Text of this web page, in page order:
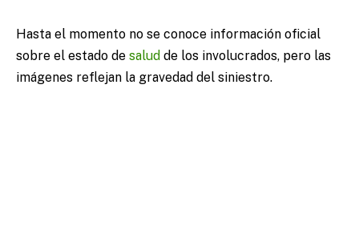
Hasta el momento no se conoce información oficial
sobre el estado de salud de los involucrados, pero las
imágenes reflejan la gravedad del siniestro.